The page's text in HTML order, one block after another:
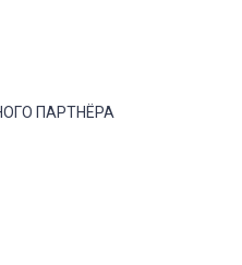
ПАРТНЁРА